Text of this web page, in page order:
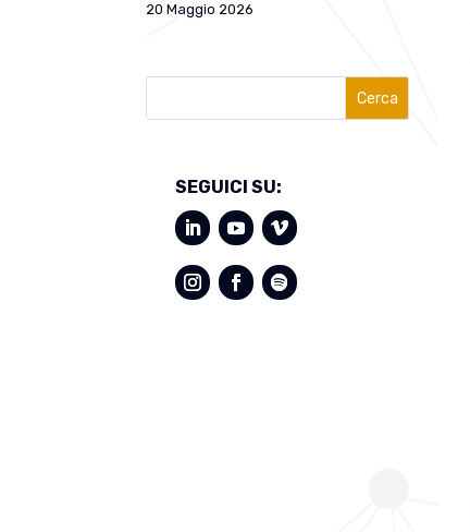
20 Maggio 2026
Cerca
SEGUICI SU: